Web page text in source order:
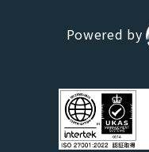
Powered by